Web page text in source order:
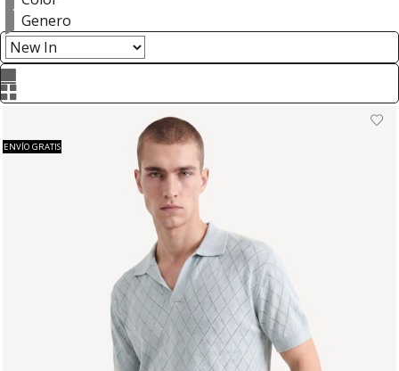
Genero
ENVÍO GRATIS